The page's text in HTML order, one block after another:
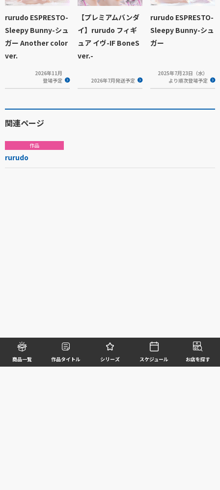
商品一覧 作品タイトル シリーズ スケジュール お店を探す
rurudo ESPRESTO-
Sleepy Bunny-シュ
ガー Another color
ver.
2026年11月
登場予定
【プレミアムバンダ
イ】rurudo フィギ
ュア イヴ-IF BoneS
ver.-
2026年7月発送予定
rurudo ESPRESTO-
Sleepy Bunny-シュ
ガー
2025年7月23日（水）
より順次登場予定
関連ページ
作品
rurudo